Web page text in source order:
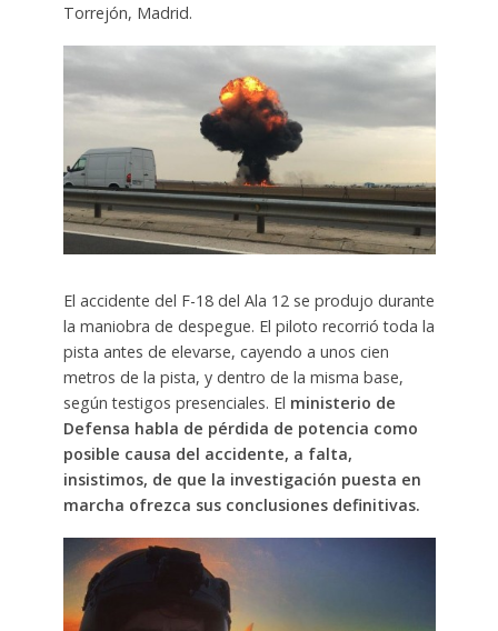
Torrejón, Madrid.
El accidente del F-18 del Ala 12 se produjo durante
la maniobra de despegue. El piloto recorrió toda la
pista antes de elevarse, cayendo a unos cien
metros de la pista, y dentro de la misma base,
según testigos presenciales. El ministerio de
Defensa habla de pérdida de potencia como
posible causa del accidente, a falta,
insistimos, de que la investigación puesta en
marcha ofrezca sus conclusiones definitivas.